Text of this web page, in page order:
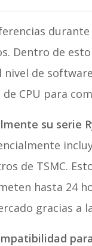
Dentro de
de
CPU para
su serie
de TSMC.
hasta 24
gracias a